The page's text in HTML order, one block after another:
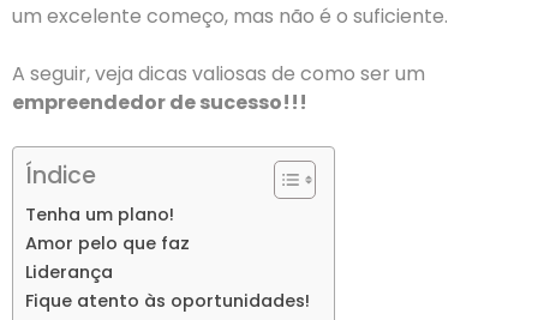
um excelente começo, mas não é o suficiente.
A seguir, veja dicas valiosas de como ser um
empreendedor de sucesso!!!
Índice
Tenha um plano!
Amor pelo que faz
Liderança
Fique atento às oportunidades!